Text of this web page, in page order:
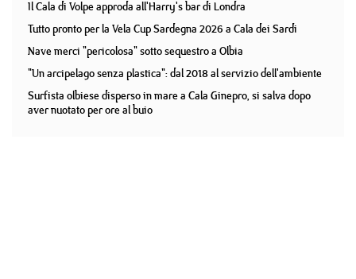
Il Cala di Volpe approda all'Harry's bar di Londra
Tutto pronto per la Vela Cup Sardegna 2026 a Cala dei Sardi
Nave merci "pericolosa" sotto sequestro a Olbia
"Un arcipelago senza plastica": dal 2018 al servizio dell'ambiente
Surfista olbiese disperso in mare a Cala Ginepro, si salva dopo
aver nuotato per ore al buio